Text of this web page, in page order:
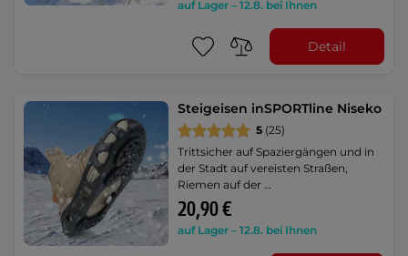
auf Lager – 12.8. bei Ihnen
Detail
Steigeisen inSPORTline Niseko
5 (25)
Trittsicher auf Spaziergängen und in
der Stadt auf vereisten Straßen,
Riemen auf der …
20,90 €
auf Lager – 12.8. bei Ihnen